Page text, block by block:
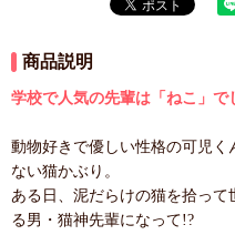
商品説明
学校で人気の先輩は「ねこ」で
動物好きで優しい性格の可児く
ない猫かぶり。
ある日、泥だらけの猫を拾っ
る男・猫神先輩になって!?